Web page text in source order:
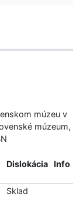
múzeu v
múzeum,
Dislokácia Info
Sklad